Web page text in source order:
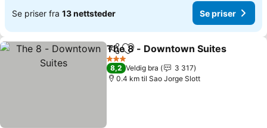
Se priser fra 13 nettsteder Se priser
Del Legg til i favoritter
The 8 - Downtown Suites
3 Stjerner
8,2 Veldig bra
3 317
0.4 km til Sao Jorge Slott